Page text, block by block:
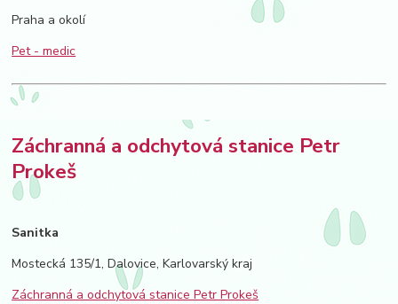
Praha a okolí
Pet - medic
Záchranná a odchytová stanice Petr
Prokeš
Sanitka
Mostecká 135/1, Dalovice, Karlovarský kraj
Záchranná a odchytová stanice Petr Prokeš